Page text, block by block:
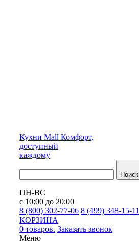
Кухни Mall Комфорт,
доступный
каждому
Поиск
ПН-ВС
с 10:00 до 20:00
8 (800) 302-77-06 8 (499) 348-15-11
КОРЗИНА
0 товаров. Заказать звонок
Меню